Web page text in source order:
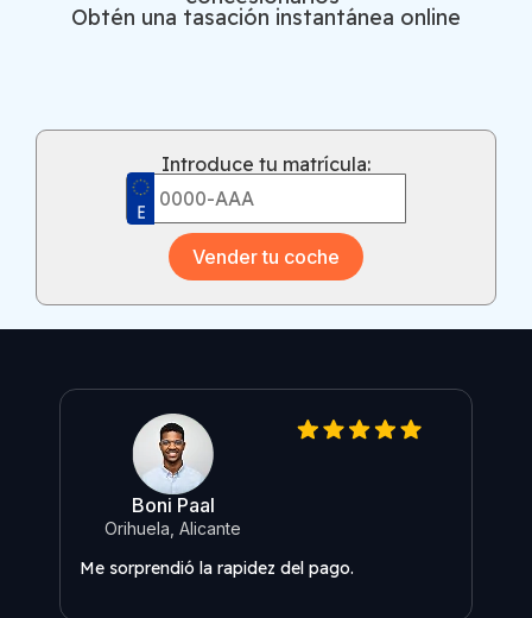
Obtén una tasación instantánea online
Introduce tu matrícula:
Vender tu coche
Boni Paal
Orihuela, Alicante
Me sorprendió la rapidez del pago.